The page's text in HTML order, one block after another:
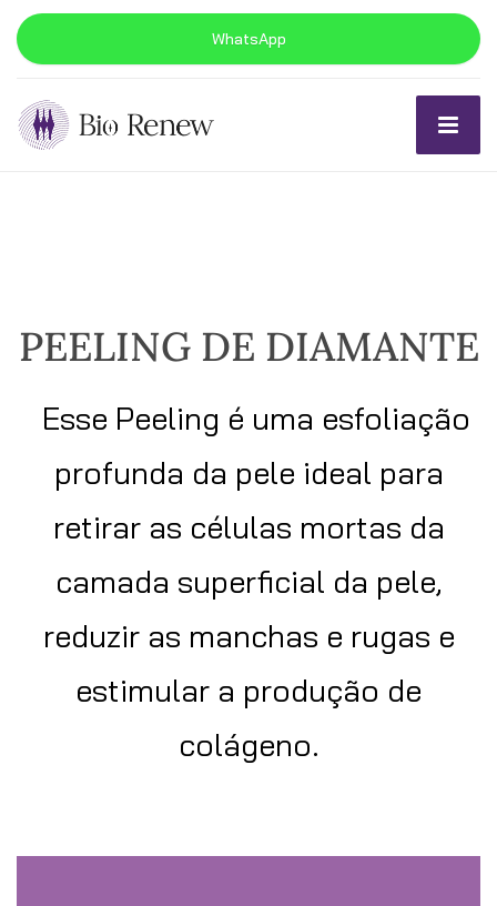
WhatsApp
PEELING DE DIAMANTE
Esse Peeling é uma esfoliação
profunda da pele ideal para
retirar as células mortas da
camada superficial da pele,
reduzir as manchas e rugas e
estimular a produção de
colágeno.